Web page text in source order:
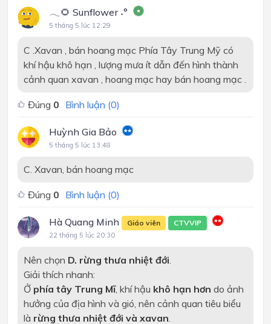
𓂃🌻 Sunflower ˖°
5 tháng 5 lúc 12:29
C .Xavan , bán hoang mạc Phía Tây Trung Mỹ có
khí hậu khô hạn , lượng mưa ít dẫn đến hình thành
cảnh quan xavan , hoang mạc hay bán hoang mạc .
Đúng 0 Bình luận (0)
Huỳnh Gia Bảo
5 tháng 5 lúc 13:48
C. Xavan, bán hoang mạc
Đúng 0 Bình luận (0)
Hà Quang Minh Giáo viên CTVVIP
22 tháng 5 lúc 20:30
Nên chọn D. rừng thưa nhiệt đới
Giải thích nhanh:
Ở phía tây Trung Mĩ, khí hậu khô hạn hơn do ảnh
hưởng của địa hình và gió, nên cảnh quan tiêu biểu
là rừng thưa nhiệt đới và xavan